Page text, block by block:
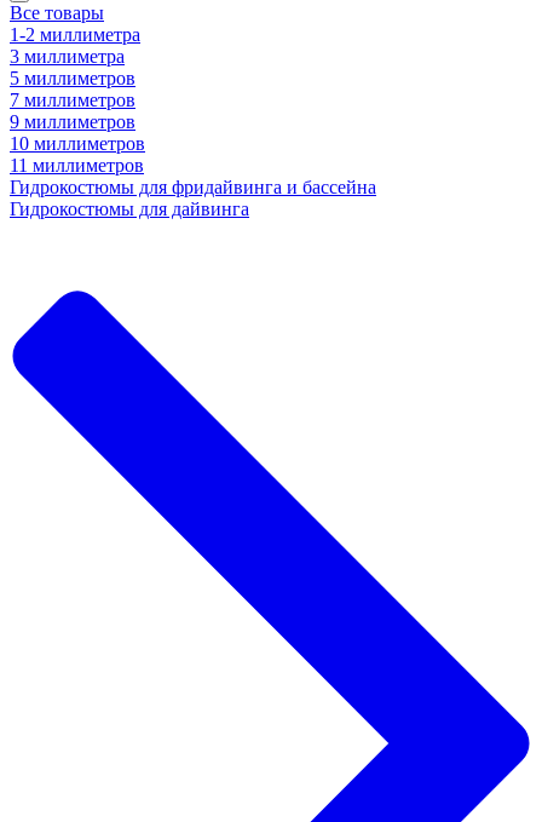
Все товары
1-2 миллиметра
3 миллиметра
5 миллиметров
7 миллиметров
9 миллиметров
10 миллиметров
11 миллиметров
Гидрокостюмы для фридайвинга и бассейна
Гидрокостюмы для дайвинга